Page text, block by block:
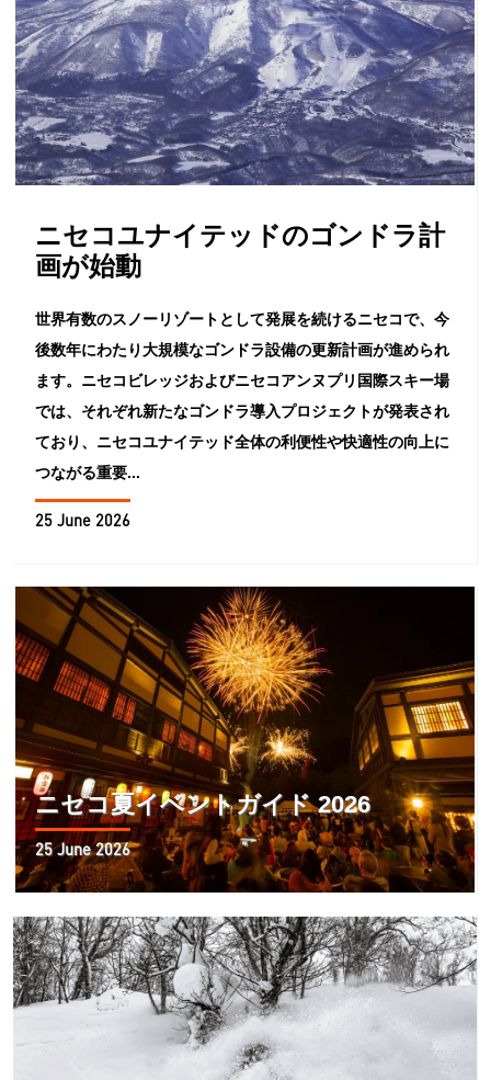
ニセコユナイテッドのゴンドラ計
画が始動
世界有数のスノーリゾートとして発展を続けるニセコで、今
後数年にわたり大規模なゴンドラ設備の更新計画が進められ
ます。ニセコビレッジおよびニセコアンヌプリ国際スキー場
では、それぞれ新たなゴンドラ導入プロジェクトが発表され
ており、ニセコユナイテッド全体の利便性や快適性の向上に
つながる重要...
25 June 2026
ニセコ夏イベントガイド 2026
25 June 2026